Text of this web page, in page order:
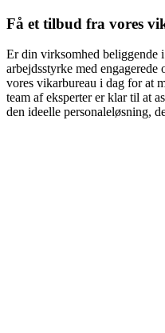
Få et tilbud fra vores
Er din virksomhed beliggende
arbejdsstyrke med
vores vikarbureau i dag for at
team af eksperter er klar til at
den ideelle personaleløsning,